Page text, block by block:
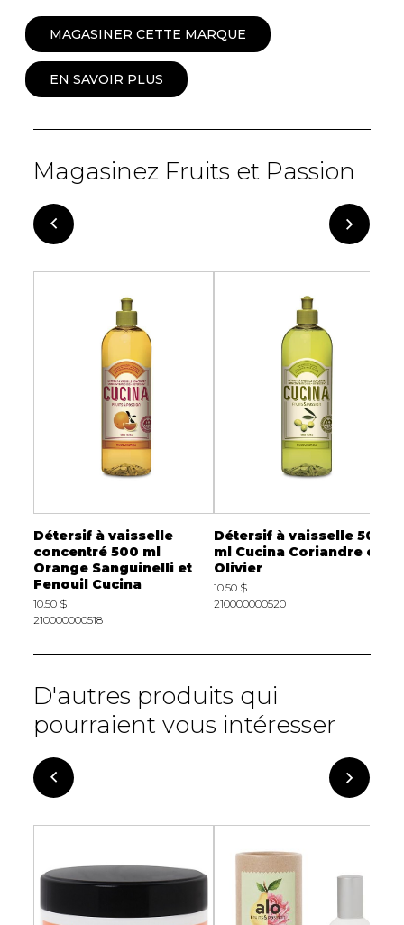
MAGASINER CETTE MARQUE
EN SAVOIR PLUS
Magasinez Fruits et Passion
Détersif à vaisselle
concentré 500 ml
Orange Sanguinelli et
Fenouil Cucina
10.50 $
210000000518
Détersif à vaisselle 500
ml Cucina Coriandre et
Olivier
10.50 $
210000000520
D'autres produits qui
pourraient vous intéresser